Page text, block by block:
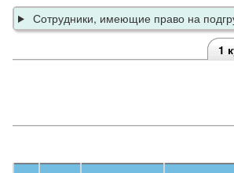
Сотрудники, имеющие право на
1